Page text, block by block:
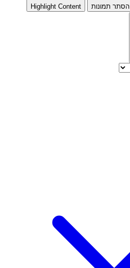
הסתר תמונות Highlight Content